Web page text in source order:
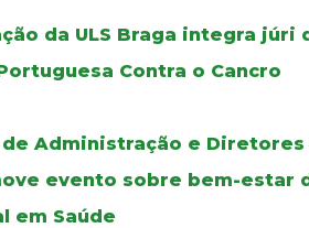
da ULS Braga integra
Contra o Cancro
Administração e
evento sobre bem-estar
em Saúde